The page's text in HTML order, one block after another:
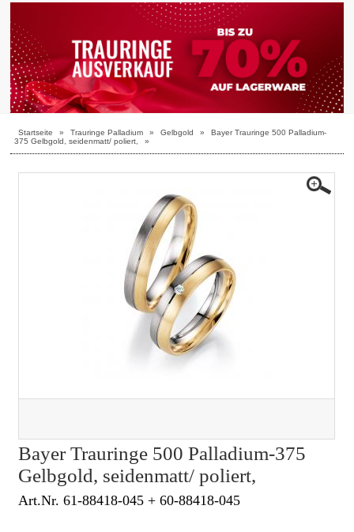
Startseite » Trauringe Palladium » Gelbgold »
Bayer Trauringe 500 Palladium-
375 Gelbgold, seidenmatt/ poliert,
»
Bayer Trauringe 500 Palladium-375
Gelbgold, seidenmatt/ poliert,
Art.Nr. 61-88418-045 + 60-88418-045